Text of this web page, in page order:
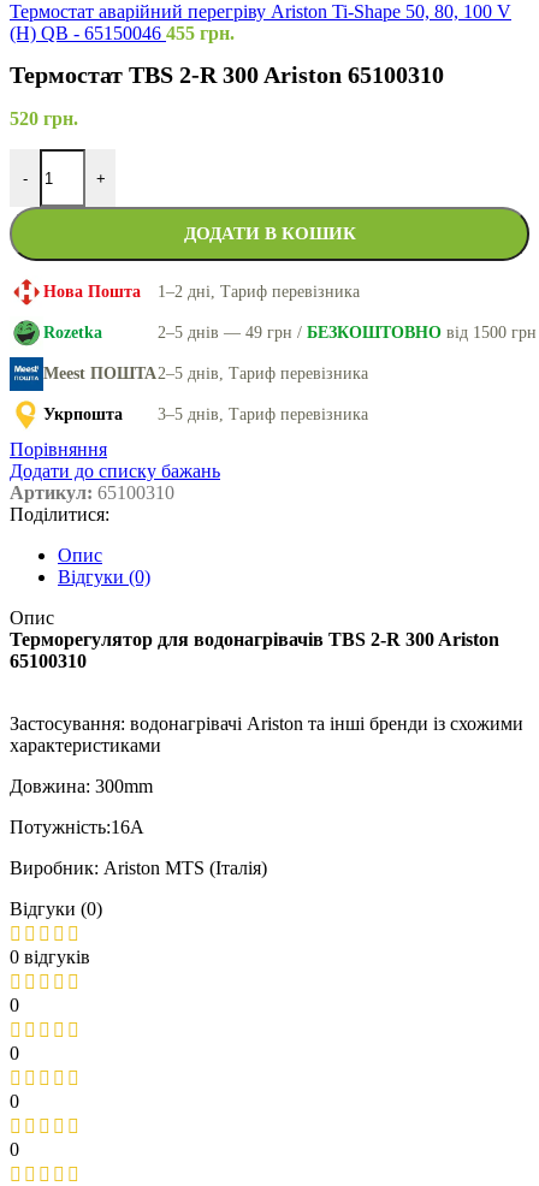
Термостат аварійний перегріву Ariston Ti-Shape 50, 80, 100 V
(H) QB - 65150046 455 грн.
Термостат TBS 2-R 300 Ariston 65100310
520 грн.
- +
ДОДАТИ В КОШИК
Нова Пошта 1–2 дні, Тариф перевізника
Rozetka 2–5 днів — 49 грн / БЕЗКОШТОВНО від 1500 грн
Meest ПОШТА2–5 днів, Тариф перевізника
Укрпошта 3–5 днів, Тариф перевізника
Порівняння
Додати до списку бажань
Артикул: 65100310
Поділитися:
Опис
Відгуки (0)
Опис
Терморегулятор для водонагрівачів TBS 2-R 300 Ariston
65100310
Застосування: водонагрівачі Ariston та інші бренди із схожими
характеристиками
Довжина: 300mm
Потужність:16А
Виробник: Ariston MTS (Італія)
Відгуки (0)
0 відгуків
0
0
0
0